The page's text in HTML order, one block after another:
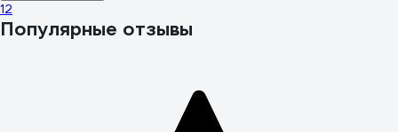
12
Популярные отзывы